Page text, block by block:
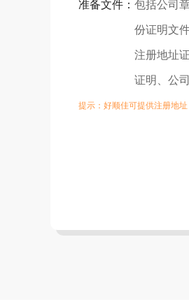
准备文件： 包括公司
份证明文
注册地址
证明、公
提示：好顺佳可提供注册地址